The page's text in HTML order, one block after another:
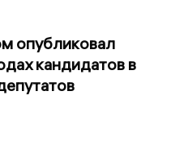
опубликовал
кандидатов в